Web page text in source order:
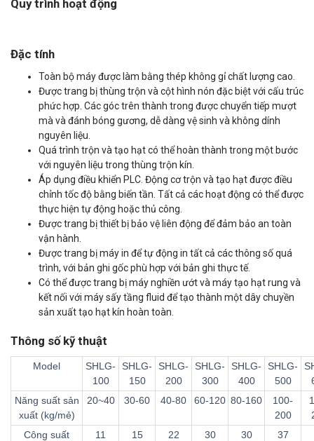
Quy trình hoạt động
Đặc tính
Toàn bộ máy được làm bằng thép không gỉ chất lượng cao.
Được trang bị thùng trộn và cột hình nón đặc biệt với cấu trúc
phức hợp. Các góc trên thành trong được chuyển tiếp mượt
mà và đánh bóng gương, dễ dàng vệ sinh và không dính
nguyên liệu.
Quá trình trộn và tạo hạt có thể hoàn thành trong một bước
với nguyên liệu trong thùng trộn kín.
Áp dụng điều khiển PLC. Động cơ trộn và tạo hạt được điều
chỉnh tốc độ bằng biến tần. Tất cả các hoạt động có thể được
thực hiện tự động hoặc thủ công.
Được trang bị thiết bị bảo vệ liên động để đảm bảo an toàn
vận hành.
Được trang bị máy in để tự động in tất cả các thông số quá
trình, với bản ghi gốc phù hợp với bản ghi thực tế.
Có thể được trang bị máy nghiền ướt và máy tạo hạt rung và
kết nối với máy sấy tầng fluid để tạo thành một dây chuyền
sản xuất tạo hạt kín hoàn toàn.
Thông số kỹ thuật
Model
SHLG-
100
SHLG-
150
SHLG-
200
SHLG-
300
SHLG-
400
SHLG-
500
Năng suất sản
xuất (kg/mẻ)
20~40 30-60 40-80 60-120 80-160
100-
200
Công suất
11 15 22 30 30 37